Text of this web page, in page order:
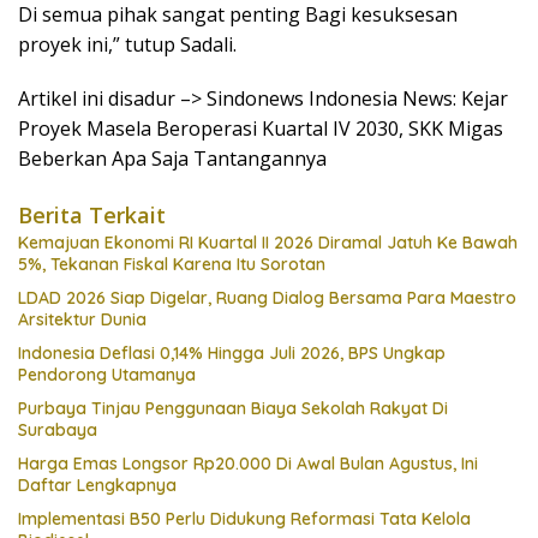
Di semua pihak sangat penting Bagi kesuksesan
proyek ini,” tutup Sadali.
Artikel ini disadur –> Sindonews Indonesia News: Kejar
Proyek Masela Beroperasi Kuartal IV 2030, SKK Migas
Beberkan Apa Saja Tantangannya
Berita Terkait
Kemajuan Ekonomi RI Kuartal II 2026 Diramal Jatuh Ke Bawah
5%, Tekanan Fiskal Karena Itu Sorotan
LDAD 2026 Siap Digelar, Ruang Dialog Bersama Para Maestro
Arsitektur Dunia
Indonesia Deflasi 0,14% Hingga Juli 2026, BPS Ungkap
Pendorong Utamanya
Purbaya Tinjau Penggunaan Biaya Sekolah Rakyat Di
Surabaya
Harga Emas Longsor Rp20.000 Di Awal Bulan Agustus, Ini
Daftar Lengkapnya
Implementasi B50 Perlu Didukung Reformasi Tata Kelola